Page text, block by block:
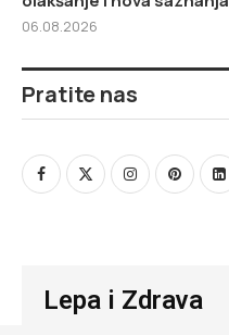
06.08.2026
Pratite nas
Lepa i Zdrava